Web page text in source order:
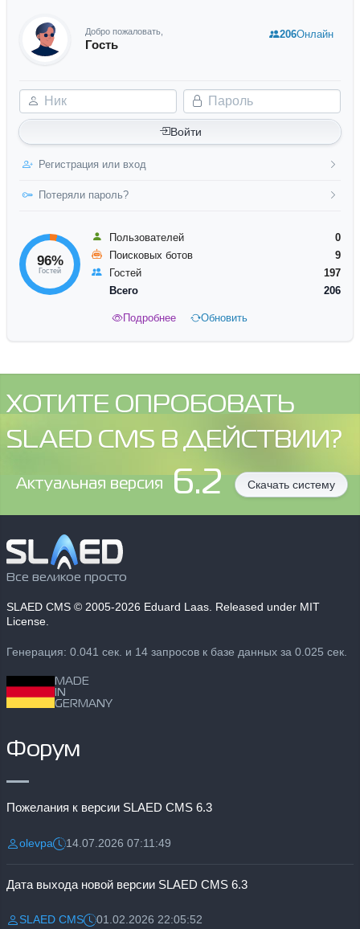
Добро пожаловать,
Гость
Ник Пароль
Войти
Регистрация или вход
Потеряли пароль?
206Онлайн
96%
Гостей
Пользователей
0
Поисковых ботов
9
Гостей
197
Всего
206
Подробнее Обновить
ХОТИТЕ ОПРОБОВАТЬ
SLAED CMS В ДЕЙСТВИИ?
Aктуальная версия 6.2 Скачать систему
Все великое просто
SLAED CMS © 2005-2026 Eduard Laas. Released under MIT
License.
Генерация: 0.041 сек. и 14 запросов к базе данных за 0.025 сек.
MADE
IN
GERMANY
Форум
Пожелания к версии SLAED CMS 6.3
Разместил:
olevpaДата:14.07.2026 07:11:49
Дата выхода новой версии SLAED CMS 6.3
Разместил:
SLAED CMSДата:01.02.2026 22:05:52